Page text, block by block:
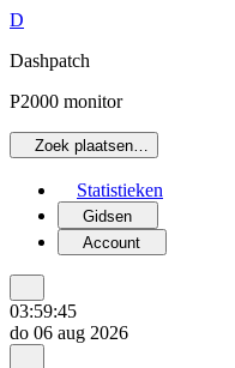
D
Dashpatch
P2000 monitor
Zoek plaatsen…
Statistieken
Gidsen
Account
03:59:45
do 06 aug 2026